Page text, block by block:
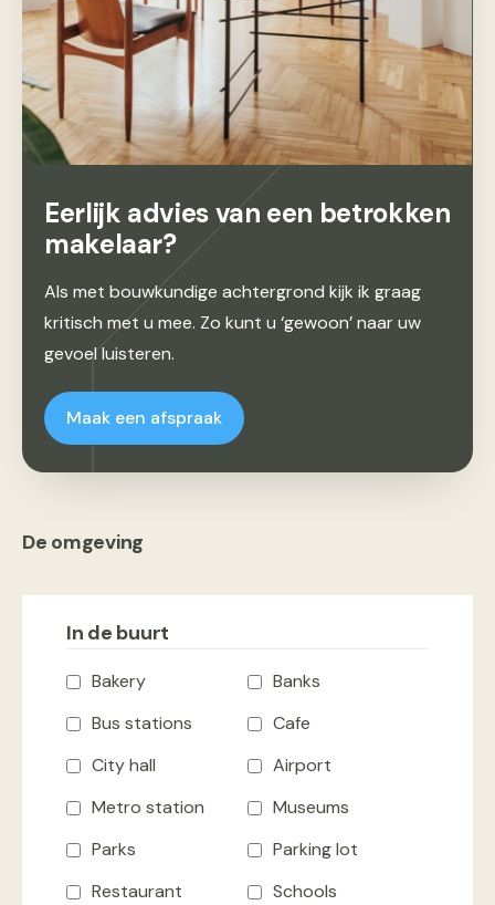
Eerlijk advies van een betrokken
makelaar?
Als met bouwkundige achtergrond kijk ik graag
kritisch met u mee. Zo kunt u ‘gewoon’ naar uw
gevoel luisteren.
Maak een afspraak
De omgeving
In de buurt
Bakery
Banks
Bus stations
Cafe
City hall
Airport
Metro station
Museums
Parks
Parking lot
Restaurant
Schools